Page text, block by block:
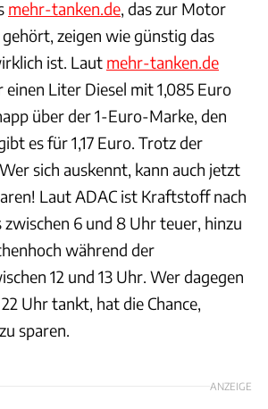
mehr-tanken.de, das zur Motor
zeigen wie günstig das
ist. Laut mehr-tanken.de
einen Liter Diesel mit 1,085 Euro
über der 1-Euro-Marke, den
es für 1,17 Euro. Trotz der
sich auskennt, kann auch jetzt
Laut ADAC ist Kraftstoff nach
6 und 8 Uhr teuer, hinzu
während der
12 und 13 Uhr. Wer dagegen
Uhr tankt, hat die Chance,
sparen.
ANZEIGE